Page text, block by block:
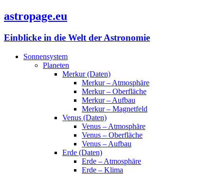
astropage.eu
Einblicke in die Welt der Astronomie
Sonnensystem
Planeten
Merkur (Daten)
Merkur – Atmosphäre
Merkur – Oberfläche
Merkur – Aufbau
Merkur – Magnetfeld
Venus (Daten)
Venus – Atmosphäre
Venus – Oberfläche
Venus – Aufbau
Erde (Daten)
Erde – Atmosphäre
Erde – Klima